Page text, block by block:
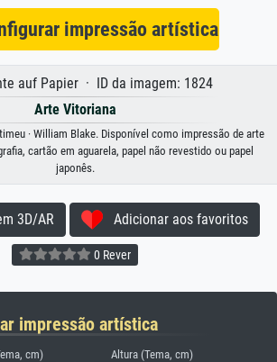
impressão artística
auf Papier · ID da imagem: 1824
Arte Vitoriana
· William Blake. Disponível como impressão de arte
cartão em aguarela, papel não revestido ou papel
japonês.
3D/AR Adicionar aos favoritos
0 Rever
impressão artística
cm) Altura (Tema, cm)